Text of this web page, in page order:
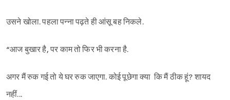
उसने खोला. पहला पन्ना पढ़ते ही आंसू बह निकले.
“आज बुखार है, पर काम तो फिर भी करना है.
अगर मैं रुक गई तो ये घर रुक जाएगा. कोई पूछेगा क्या कि मैं ठीक हूं? शायद
नहीं...